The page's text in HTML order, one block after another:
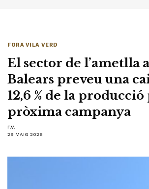
FORA VILA VERD
El sector de l’ametlla
Balears preveu una
12,6 % de la producció
pròxima campanya
F.V.
29 MAIG 2026